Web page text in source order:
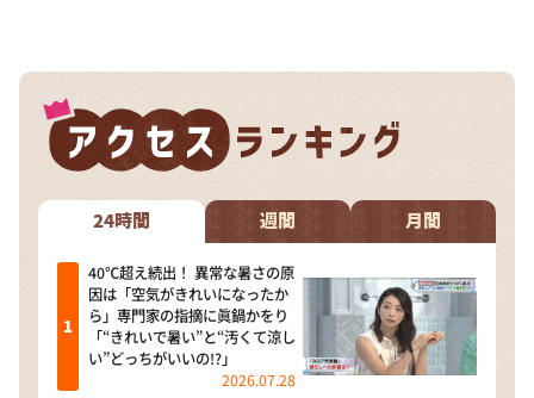
河合＆A.B.C-Z塚田×福井アナ「なんでやねん！？」
（news おかえり）
DAIGOも台所 ～きょうの献立 何にする？～
本日はダイアンなり！シーズン２
朝だ！生です旅サラダ
教えて！ニュースライブ 正義のミカタ
ＬＩＦＥ～夢のカタチ～
新婚さんいらっしゃい！
24時間 週間 月間
40℃超え続出！ 異常な暑さの原
因は「空気がきれいになったか
ら」専門家の指摘に眞鍋かをり
「“きれいで暑い”と“汚くて涼し
い”どっちがいいの!?」
2026.07.28